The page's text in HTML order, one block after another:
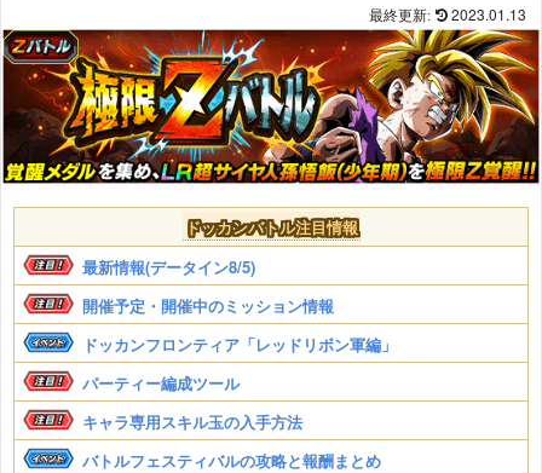
2023.01.13
ドッカンバトル注目情報
最新情報(データイン8/5)
開催予定・開催中のミッション情報
ドッカンフロンティア「レッドリボン軍編」
パーティー編成ツール
キャラ専用スキル玉の入手方法
バトルフェスティバルの攻略と報酬まとめ